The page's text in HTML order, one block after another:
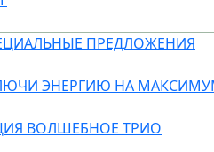
ПРЕДЛОЖЕНИЯ
ЭНЕРГИЮ НА
ВОЛШЕБНОЕ ТРИО